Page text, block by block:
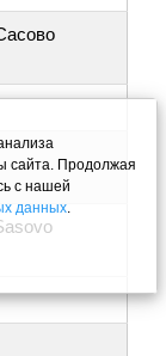
сайта. Продолжая
с нашей
данных